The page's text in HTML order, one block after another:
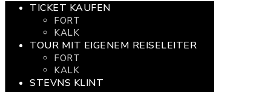
TICKET KAUFEN
FORT
KALK
TOUR MIT EIGENEM REISELEITER
FORT
KALK
STEVNS KLINT